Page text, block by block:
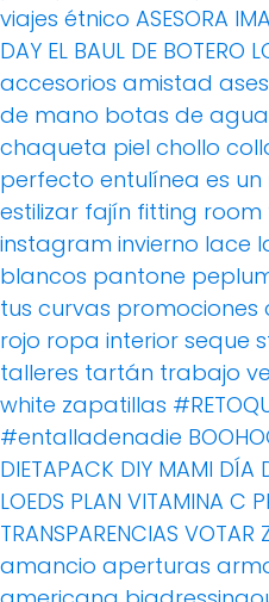
viajes étnico ASESORA
DAY EL BAUL DE BOTERO
accesorios amistad
de mano botas de agua
chaqueta piel chollo
perfecto entulínea es
estilizar fajín fitting room
instagram invierno lace
blancos pantone
tus curvas promociones
rojo ropa interior seque
talleres tartán trabajo
white zapatillas
#entalladenadie
DIETAPACK DIY MAMI DÍA
LOEDS PLAN VITAMINA C
TRANSPARENCIAS VOTAR
amancio aperturas